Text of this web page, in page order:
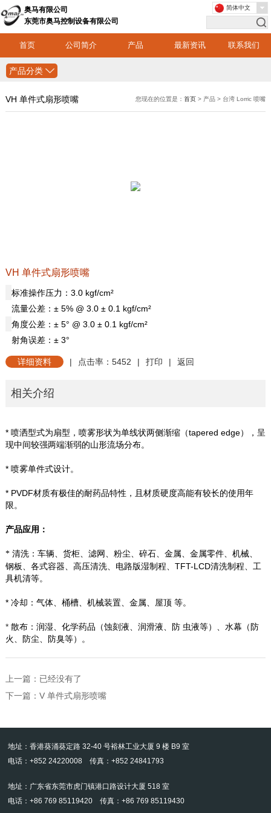
奥马有限公司
东莞市奥马控制设备有限公司
首页 公司简介 产品 最新资讯 联系我们
简体中文
产品分类
VH 单件式扇形喷嘴 您现在的位置是：首页 > 产品 > 台湾 Lorric 喷嘴
VH 单件式扇形喷嘴
标准操作压力： 3.0 kgf/cm²
流量公差：±5% @ 3.0 ±0.1 kgf/cm²
角度公差：±5° @ 3.0 ±0.1 kgf/cm²
射角误差：±3°
详细资料 | 点击率：5452 | 打印 | 返回
相关介绍
* 喷洒型式为扇型，喷雾形状为单线状两侧渐缩（tapered edge），呈
现中间较强两端渐弱的山形流场分布。
* 喷雾单件式设计。
* PVDF材质有极佳的耐药品特性，且材质硬度高能有较长的使用年
限。
产品应用：
* 清洗：车辆、货柜、滤网、粉尘、碎石、金属、金属零件、机械、
钢板、各式容器、高压清洗、电路版湿制程、 TFT-LCD清洗制程、工
具机清等。
* 冷却：气体、桶槽、机械装置、金属、屋顶 等。
* 散布：润湿、化学药品（蚀刻液、润滑液、防 虫液等）、水幕（防
火、防尘、防臭等）。
上一篇：已经没有了
下一篇： V 单件式扇形喷嘴
地址：香港葵涌葵定路 32-40 号裕林工业大厦 9 楼 B9 室
电话：+852 24220008 传真：+852 24841793
地址：广东省东莞市虎门镇港口路设计大厦 518 室
电话：+86 769 85119420 传真：+86 769 85119430